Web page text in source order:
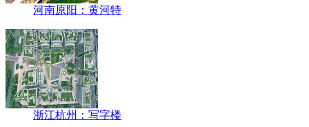
河南原阳：黄河特
浙江杭州：写字楼